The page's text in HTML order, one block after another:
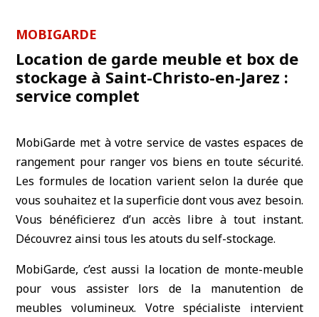
MOBIGARDE
Location de garde meuble et box de
stockage à Saint-Christo-en-Jarez :
service complet
MobiGarde met à votre service de vastes espaces de
rangement pour ranger vos biens en toute sécurité.
Les formules de location varient selon la durée que
vous souhaitez et la superficie dont vous avez besoin.
Vous bénéficierez d’un accès libre à tout instant.
Découvrez ainsi tous les atouts du self-stockage.
MobiGarde, c’est aussi la location de monte-meuble
pour vous assister lors de la manutention de
meubles volumineux. Votre spécialiste intervient